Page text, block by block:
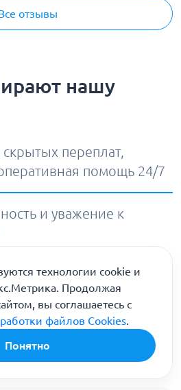
отзывы
нашу
переплат,
помощь 24/7
и уважение к
выезд бригады в
96
технологии cookie и
Продолжая
вы соглашаетесь с
файлов Cookies.
Понятно